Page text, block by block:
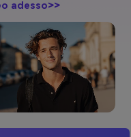
adesso>>